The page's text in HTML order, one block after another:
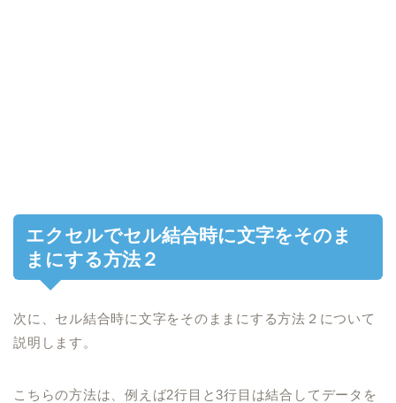
エクセルでセル結合時に文字をそのま
まにする方法２
次に、 セル結合時に文字をそのままにする方法２ について
説明します。
こちらの方法は、例えば2行目と3行目は結合してデータを